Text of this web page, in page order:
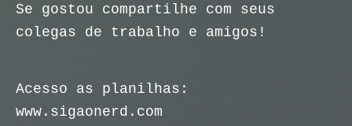
Se gostou compartilhe com seus
colegas de trabalho e amigos!
Acesso as planilhas:
www.sigaonerd.com